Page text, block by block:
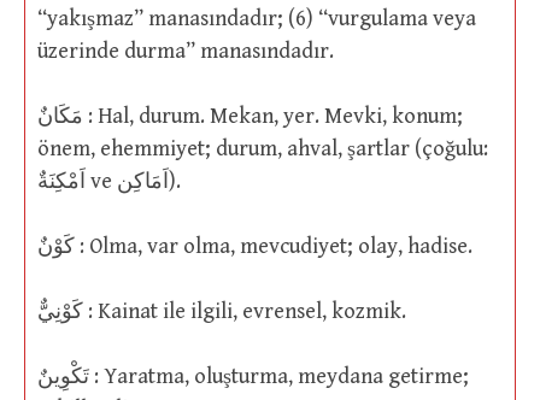
“yakışmaz” manasındadır; (6) “vurgulama veya
üzerinde durma” manasındadır.
مَكَانٌ : Hal, durum. Mekan, yer. Mevki, konum;
önem, ehemmiyet; durum, ahval, şartlar (çoğulu:
اَمْكِنَةٌ ve اَمَاكِن).
كَوْنٌ : Olma, var olma, mevcudiyet; olay, hadise.
كَوْنِيٌّ : Kainat ile ilgili, evrensel, kozmik.
تَكْوِينٌ : Yaratma, oluşturma, meydana getirme;